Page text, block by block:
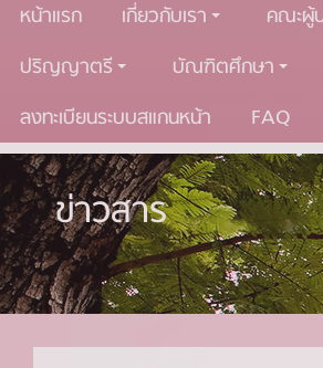
หน้าแรก เกี่ยวกับเรา
คณะผู้
ปริญญาตรี
บัณฑิตศึกษา
ลงทะเบียนระบบสแกนหน้า
FAQ
ข่าวสาร